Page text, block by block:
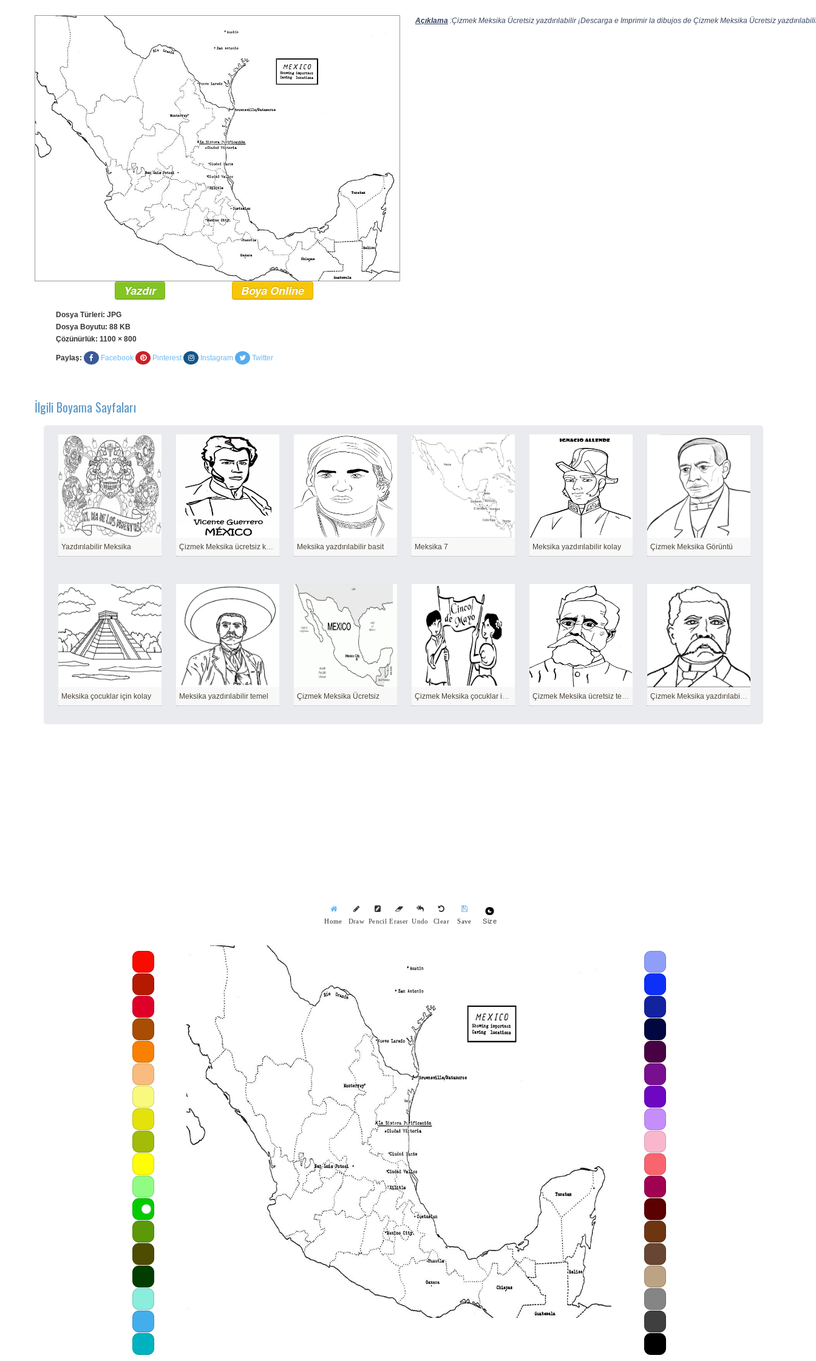
Açıklama :Çizmek Meksika Ücretsiz yazdırılabilir ¡Descarga e Imprimir la dibujos de Çizmek Meksika Ücretsiz
Yazdır Boya Online
Dosya Türleri: JPG
Dosya Boyutu: 88 KB
Çözünürlük: 1100 × 800
Paylaş: Facebook Pinterest Instagram Twitter
İlgili Boyama Sayfaları
Yazdırılabilir Meksika Çizmek Meksika ücretsiz kolay Meksika yazdırılabilir basit Meksika 7 Meksika yazdırılabilir kolay Çizmek Meksika Görüntü
Meksika çocuklar için kolay Meksika yazdırılabilir temel Çizmek Meksika Ücretsiz Çizmek Meksika çocuklar için yazdırılabilir Çizmek Meksika ücretsiz temel Çizmek Meksika yazdırılabilir temel
Home Draw Pencil Eraser Undo Clear Save Size